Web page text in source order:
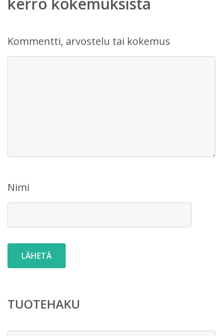
Kommentti, arvostelu tai kokemus
Nimi
TUOTEHAKU